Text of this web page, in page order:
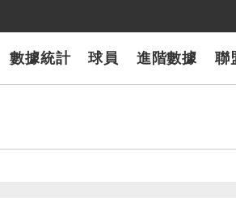
數據統計 球員 進階數據 聯